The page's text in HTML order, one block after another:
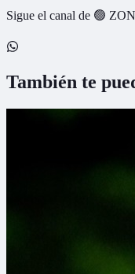
Sigue el canal de 🟢
También te